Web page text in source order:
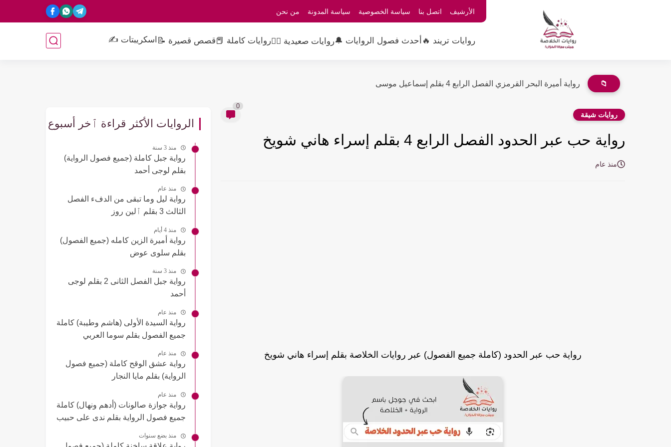
الأرشيف اتصل بنا سياسة الخصوصية سياسة المدونة من نحن
روايات تريند 🔥 أحدث فصول الروايات 🔔روايات صعيدية 👳‍♂️روايات كاملة 📕قصص قصيرة 📝 اسكريبتات ✍️
📁 رواية أميرة البحر القرمزي الفصل الرابع 4 بقلم إسماعيل موسى
روايات شيقة
0
رواية حب عبر الحدود الفصل الرابع 4 بقلم إسراء هاني شويخ
منذ عام
رواية حب عبر الحدود (كاملة جميع الفصول) عبر روايات الخلاصة بقلم إسراء هاني شويخ
الروايات الأكثر قراءة ٱخر أسبوع
منذ 3 سنة
رواية جبل كاملة (جميع فصول الرواية)
بقلم لوجى أحمد
منذ عام
رواية ليل وما تبقى من الدفء الفصل
الثالث 3 بقلم ٱلين روز
منذ 4 أيام
رواية أميرة الزين كامله (جميع الفصول)
بقلم سلوى عوض
منذ 3 سنة
رواية جبل الفصل الثانى 2 بقلم لوجى
أحمد
منذ عام
رواية السيدة الأولى (هاشم وطيبة) كاملة
جميع الفصول بقلم سوما العربي
منذ عام
رواية عشق الوقح كاملة (جميع فصول
الرواية) بقلم مايا النجار
منذ عام
رواية جوازة صالونات (أدهم ونهال) كاملة
جميع فصول الرواية بقلم ندى على حبيب
منذ بضع سنوات